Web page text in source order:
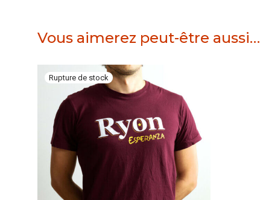
Vous aimerez peut-être aussi…